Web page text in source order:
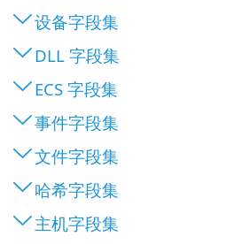
设备字段集
DLL 字段集
ECS 字段集
事件字段集
文件字段集
哈希字段集
主机字段集